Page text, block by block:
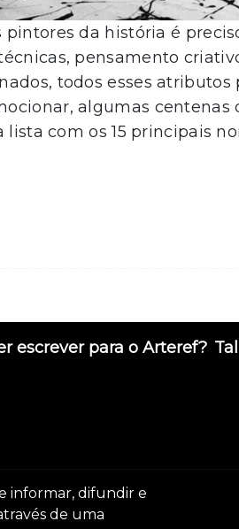
da história é
pensamento
todos esses atributos
algumas centenas
com os 15 principais
escrever para o Arteref?
informar, difundir e
de uma